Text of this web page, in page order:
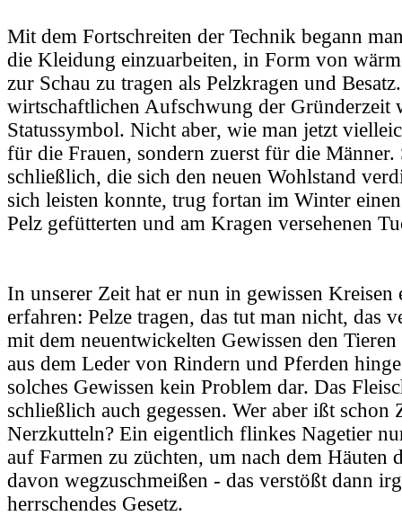
Mit dem Fortschreiten der Technik begann
die Kleidung einzuarbeiten, in Form von
zur Schau zu tragen als Pelzkragen und
wirtschaftlichen Aufschwung der Gründerzeit
Statussymbol. Nicht aber, wie man jetzt
für die Frauen, sondern zuerst für die Männer.
schließlich, die sich den neuen Wohlstand
sich leisten konnte, trug fortan im Winter
Pelz gefütterten und am Kragen versehenen
In unserer Zeit hat er nun in gewissen Kreisen
erfahren: Pelze tragen, das tut man nicht, das
mit dem neuentwickelten Gewissen den Tieren
aus dem Leder von Rindern und Pferden
solches Gewissen kein Problem dar. Das
schließlich auch gegessen. Wer aber ißt schon
Nerzkutteln? Ein eigentlich flinkes Nagetier
auf Farmen zu züchten, um nach dem Häuten
davon wegzuschmeißen - das verstößt dann
herrschendes Gesetz.